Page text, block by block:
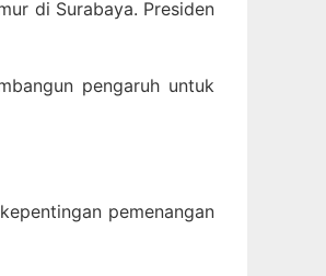
di Surabaya. Presiden
pengaruh untuk
pemenangan